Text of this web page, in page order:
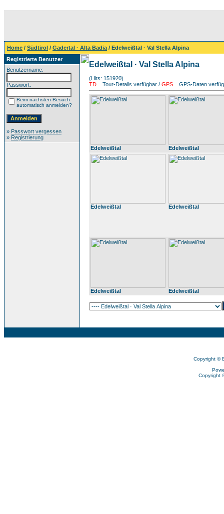
Home / Südtirol / Gadertal · Alta Badia / Edelweißtal · Val Stella Alpina
Registrierte Benutzer
Benutzername:
Passwort:
Beim nächsten Besuch
automatisch anmelden?
» Passwort vergessen
» Registrierung
Edelweißtal · Val Stella Alpina
(Hits: 151920)
TD = Tour-Details verfügbar / GPS = GPS-Daten
Edelweißtal Edelweißtal
Edelweißtal Edelweißtal
Edelweißtal Edelweißtal
Copyright ©
Copyright